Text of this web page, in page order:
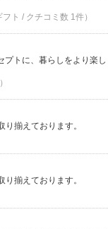
ト / クチコミ数 1件）
プトに、暮らしをより楽
揃えております。
揃えております。